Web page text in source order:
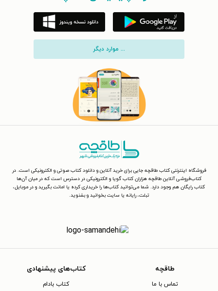
... موارد دیگر
فروشگاه اینترنتی کتاب طاقچه جایی برای خرید آنلاین و دانلود کتاب صوتی و الکترونیکی است. در
کتاب‌فروشی آنلاین طاقچه هزاران کتاب گویا و الکترونیکی در دسترس است که در میان آن‌ها
کتاب رایگان هم وجود دارد. شما می‌توانید کتاب‌ها را خریداری کرده یا امانت بگیرید و در موبایل،
تبلت، رایانه یا سایت بخوانید و بشنوید.
طاقچه
تماس با ما
کتاب‌های پیشنهادی
کتاب بادام